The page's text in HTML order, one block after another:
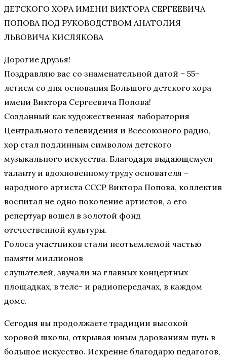
ДЕТСКОГО ХОРА ИМЕНИ ВИКТОРА СЕРГЕЕВИЧА
ПОПОВА ПОД РУКОВОДСТВОМ АНАТОЛИЯ
ЛЬВОВИЧА КИСЛЯКОВА
Дорогие друзья!
Поздравляю вас со знаменательной датой – 55-
летием со дня основания Большого детского хора
имени Виктора Сергеевича Попова!
Созданный как художественная лаборатория
Центрального телевидения и Всесоюзного радио,
хор стал подлинным символом детского
музыкального искусства. Благодаря выдающемуся
таланту и вдохновенному труду основателя –
народного артиста СССР Виктора Попова, коллектив
воспитал не одно поколение артистов, а его
репертуар вошел в золотой фонд
отечественной культуры.
Голоса участников стали неотъемлемой частью
памяти миллионов
слушателей, звучали на главных концертных
площадках, в теле- и радиопередачах, в каждом
доме.
Сегодня вы продолжаете традиции высокой
хоровой школы, открывая юным дарованиям путь в
большое искусство. Искренне благодарю педагогов,